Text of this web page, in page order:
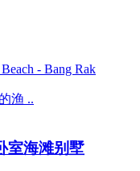
渔 ..
室海滩别墅